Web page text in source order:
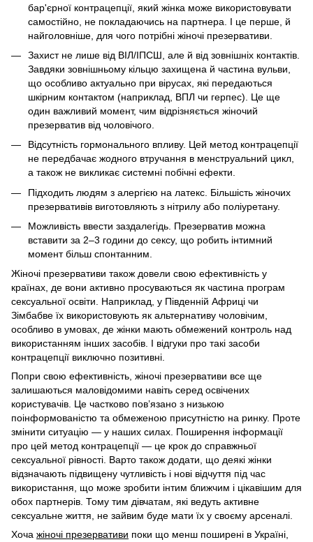
бар'єрної контрацепції, який жінка може використовувати
самостійно, не покладаючись на партнера. І це перше, й
найголовніше, для чого потрібні жіночі презервативи.
Захист не лише від ВІЛ/ІПСШ, але й від зовнішніх контактів.
Завдяки зовнішньому кільцю захищена й частина вульви,
що особливо актуально при вірусах, які передаються
шкірним контактом (наприклад, ВПЛ чи герпес). Це ще
один важливий момент, чим відрізняється жіночий
презерватив від чоловічого.
Відсутність гормонального впливу. Цей метод контрацепції
не передбачає жодного втручання в менструальний цикл,
а також не викликає системні побічні ефекти.
Підходить людям з алергією на латекс. Більшість жіночих
презервативів виготовляють з нітрилу або поліуретану.
Можливість ввести заздалегідь. Презерватив можна
вставити за 2–3 години до сексу, що робить інтимний
момент більш спонтанним.
Жіночі презервативи також довели свою ефективність у
країнах, де вони активно просуваються як частина програм
сексуальної освіти. Наприклад, у Південній Африці чи
Зімбабве їх використовують як альтернативу чоловічим,
особливо в умовах, де жінки мають обмежений контроль над
використанням інших засобів. І відгуки про такі засоби
контрацепції виключно позитивні.
Попри свою ефективність, жіночі презервативи все ще
залишаються маловідомими навіть серед освічених
користувачів. Це частково пов’язано з низькою
поінформованістю та обмеженою присутністю на ринку. Проте
змінити ситуацію — у наших силах. Поширення інформації
про цей метод контрацепції — це крок до справжньої
сексуальної рівності. Варто також додати, що деякі жінки
відзначають підвищену чутливість і нові відчуття під час
використання, що може зробити інтим ближчим і цікавішим для
обох партнерів. Тому тим дівчатам, які ведуть активне
сексуальне життя, не зайвим буде мати їх у своєму арсеналі.
Хоча жіночі презервативи поки що менш поширені в Україні,